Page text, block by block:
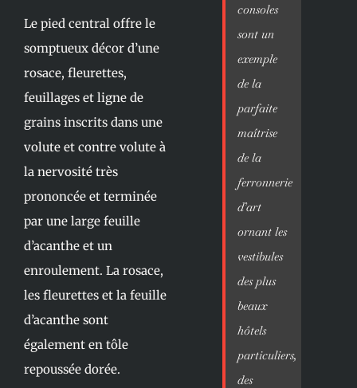
Le pied central offre le
somptueux décor d’une
rosace, fleurettes,
feuillages et ligne de
grains inscrits dans une
volute et contre volute à
la nervosité très
prononcée et terminée
par une large feuille
d’acanthe et un
enroulement. La rosace,
les fleurettes et la feuille
d’acanthe sont
également en tôle
repoussée dorée.
consoles
sont un
exemple
de la
parfaite
maîtrise
de la
ferronnerie
d’art
ornant les
vestibules
des plus
beaux
hôtels
particuliers,
des